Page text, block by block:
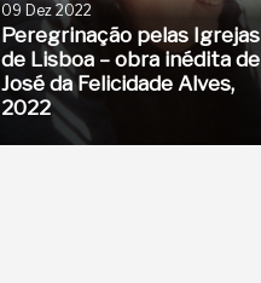
09 Dez 2022
Peregrinação pelas Igrejas
de Lisboa – obra inédita de
José da Felicidade Alves,
2022